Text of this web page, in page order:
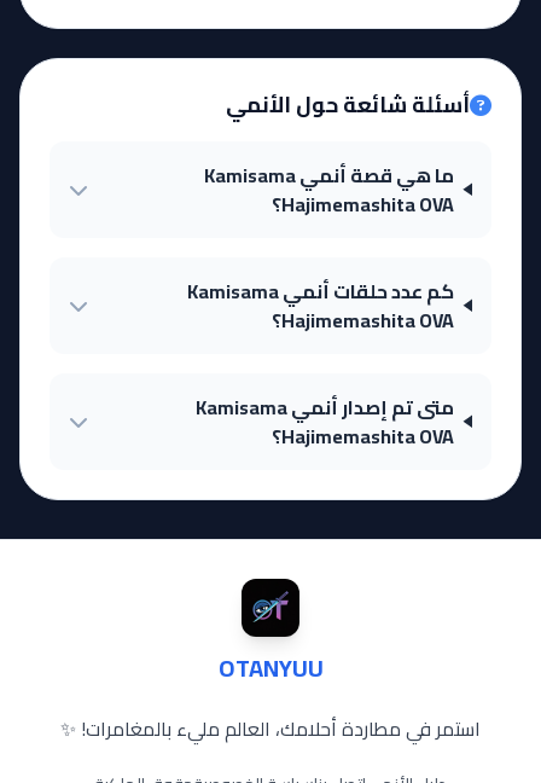
أسئلة شائعة حول الأنمي
ما هي قصة أنمي Kamisama
Hajimemashita OVA؟
كم عدد حلقات أنمي Kamisama
Hajimemashita OVA؟
متى تم إصدار أنمي Kamisama
Hajimemashita OVA؟
OTANYUU
استمر في مطاردة أحلامك، العالم مليء بالمغامرات! ✨